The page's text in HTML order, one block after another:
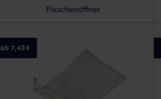
Flaschenöffner
ab 7,43 €